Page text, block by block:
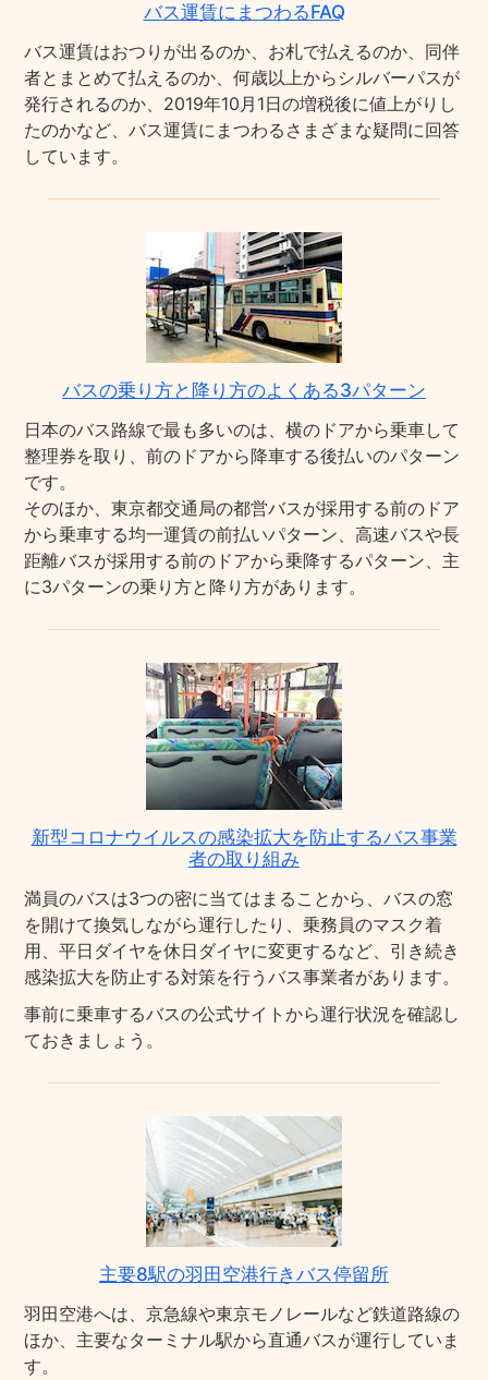
バス運賃にまつわるFAQ
バス運賃はおつりが出るのか、お札で払えるのか、同伴
者とまとめて払えるのか、何歳以上からシルバーパスが
発行されるのか、2019年10月1日の増税後に値上がりし
たのかなど、バス運賃にまつわるさまざまな疑問に回答
しています。
バスの乗り方と降り方のよくある3パターン
日本のバス路線で最も多いのは、横のドアから乗車して
整理券を取り、前のドアから降車する後払いのパターン
です。
そのほか、東京都交通局の都営バスが採用する前のドア
から乗車する均一運賃の前払いパターン、高速バスや長
距離バスが採用する前のドアから乗降するパターン、主
に3パターンの乗り方と降り方があります。
新型コロナウイルスの感染拡大を防止するバス事業
者の取り組み
満員のバスは3つの密に当てはまることから、バスの窓
を開けて換気しながら運行したり、乗務員のマスク着
用、平日ダイヤを休日ダイヤに変更するなど、引き続き
感染拡大を防止する対策を行うバス事業者があります。
事前に乗車するバスの公式サイトから運行状況を確認し
ておきましょう。
主要8駅の羽田空港行きバス停留所
羽田空港へは、京急線や東京モノレールなど鉄道路線の
ほか、主要なターミナル駅から直通バスが運行していま
す。